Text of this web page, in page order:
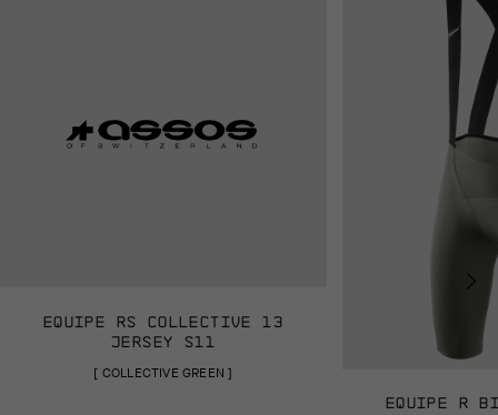
EQUIPE RS COLLECTIVE 13
JERSEY S11
[ COLLECTIVE GREEN ]
EQUIPE R